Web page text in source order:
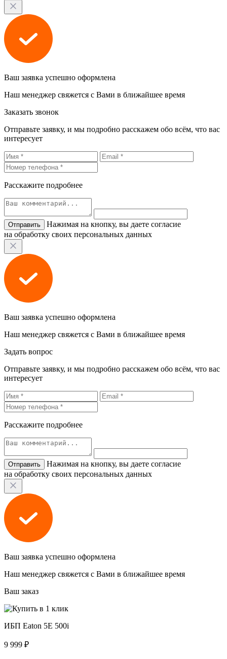
Ваш заявка успешно оформлена
Наш менеджер свяжется с Вами в ближайшее время
Заказать звонок
Отправьте заявку, и мы подробно расскажем обо всём, что вас
интересует
Расскажите подробнее
Нажимая на кнопку, вы даете согласие
на обработку своих персональных данных
Ваш заявка успешно оформлена
Наш менеджер свяжется с Вами в ближайшее время
Задать вопрос
Отправьте заявку, и мы подробно расскажем обо всём, что вас
интересует
Расскажите подробнее
Нажимая на кнопку, вы даете согласие
на обработку своих персональных данных
Ваш заявка успешно оформлена
Наш менеджер свяжется с Вами в ближайшее время
Ваш заказ
ИБП Eaton 5E 500i
9 999 ₽